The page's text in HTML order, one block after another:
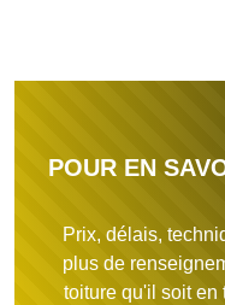
POUR EN
Prix, délais,
plus de
toiture qu'il soit en